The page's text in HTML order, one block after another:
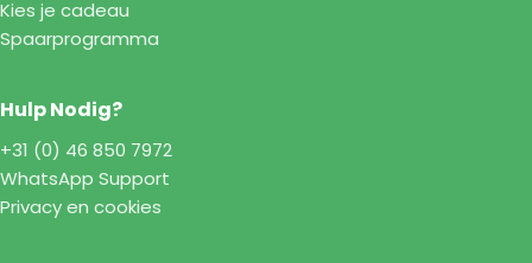
Kies je cadeau
Spaarprogramma
Hulp Nodig?
+31 (0) 46 850 7972
WhatsApp Support
Privacy en cookies